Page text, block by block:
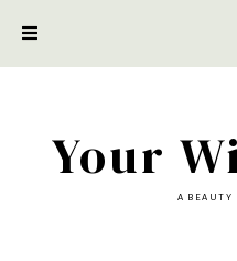
Your
A BEAUTY